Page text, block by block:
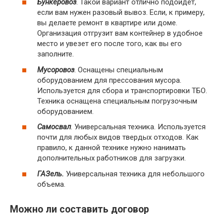
Бункеровоз. Такой вариант отлично подойдет,
если вам нужен разовый вывоз. Если, к примеру,
вы делаете ремонт в квартире или доме.
Организация отгрузит вам контейнер в удобное
место и увезет его после того, как вы его
заполните.
Мусоровоз. Оснащены специальным
оборудованием для прессования мусора.
Используется для сбора и транспортировки ТБО.
Техника оснащена специальным погрузочным
оборудованием.
Самосвал. Универсальная техника. Используется
почти для любых видов твердых отходов. Как
правило, к данной технике нужно нанимать
дополнительных работников для загрузки.
ГАЗель. Универсальная техника для небольшого
объема.
Можно ли составить договор